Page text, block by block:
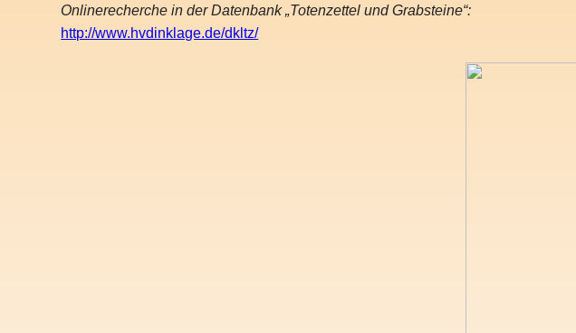
Onlinerecherche in der Datenbank „Totenzettel und Grabsteine“:
http://www.hvdinklage.de/dkltz/